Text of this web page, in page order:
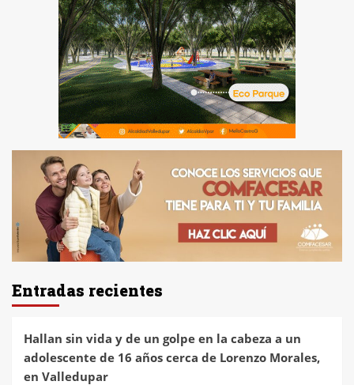
Entradas recientes
Hallan sin vida y de un golpe en la cabeza a un
adolescente de 16 años cerca de Lorenzo Morales,
en Valledupar